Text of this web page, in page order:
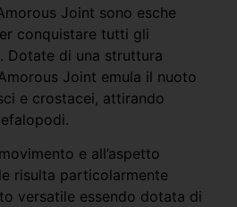
Joint sono esche
conquistare tutti gli
Dotate di una struttura
Joint emula il nuoto
e crostacei, attirando
e all’aspetto
risulta particolarmente
versatile essendo dotata di